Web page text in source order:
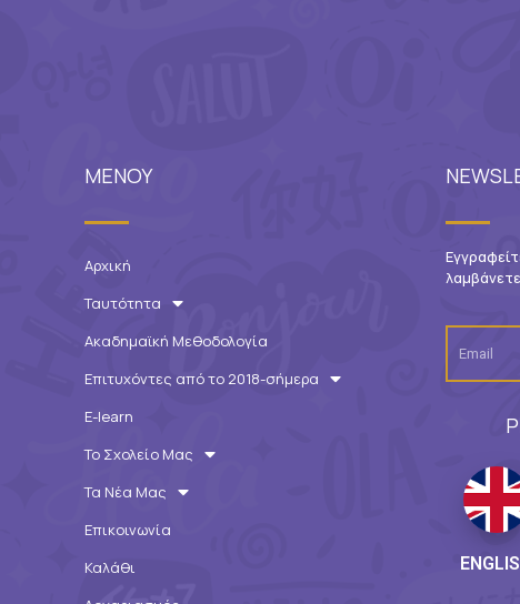
ΜΕΝΟΥ
Αρχική
Ταυτότητα
Ακαδημαϊκή Μεθοδολογία
Επιτυχόντες από το 2018-σήμερα
E-learn
Το Σχολείο Μας
Τα Νέα Μας
Επικοινωνία
Καλάθι